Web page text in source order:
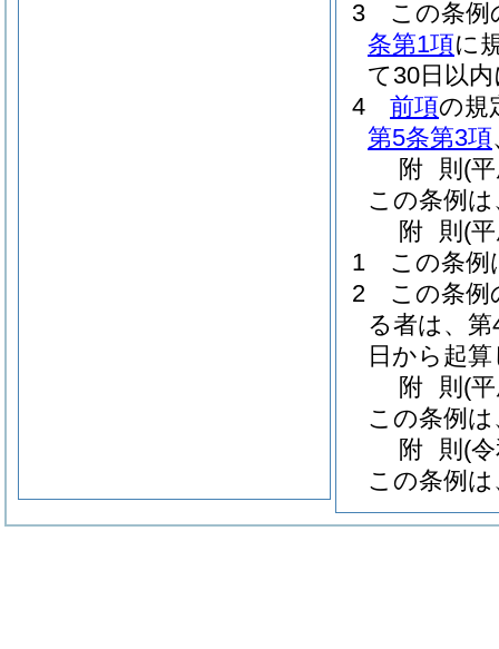
3
この条例
条第1項に
て30日以
4
前項の規
第5条第3項
附 則 (
この条例
附 則 (
1
この条例
2
この条例
る者は、
日から起
附 則 (
この条例
附 則 (
この条例